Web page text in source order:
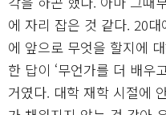
에 자리 잡은 것 같다. 20
에 앞으로 무엇을 할지에
한 답이 ‘무언가를 더 배우
거였다. 대학 재학 시절에